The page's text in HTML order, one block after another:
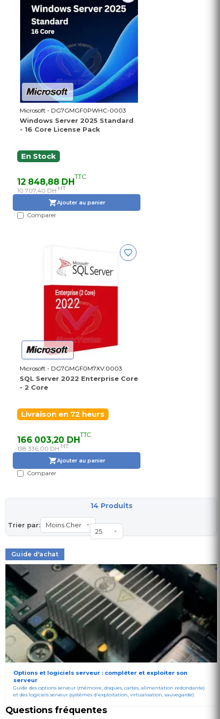
Microsoft - DG7GMGF0PWHC-0003
Windows Server 2025 Standard
- 16 Core License Pack
En Stock
12 848,88 DHTTC
10 707,40 DH HT
Ajouter au panier
Comparer
Microsoft - DG7GMGF0M7XV:0003
SQL Server 2022 Enterprise Core
- 2 Core
Livraison en 72 heurs
166 003,20 DHTTC
138 336,00 DH HT
Ajouter au panier
Comparer
Trier par:
14 Produits
Guide d'achat
Options et logiciels serveur : compléter et exploiter son
serveur
Guide des options serveur (mémoire, disques, cartes, alimentation redondante)
et des logiciels serveur (systèmes d'exploitation, virtualisation, sauvegarde).
Questions fréquentes